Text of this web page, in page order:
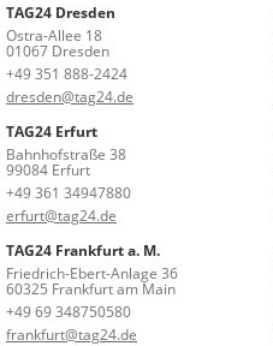
TAG24 Dresden
Ostra-Allee 18
01067 Dresden
+49 351 888-2424
dresden@tag24.de
TAG24 Erfurt
Bahnhofstraße 38
99084 Erfurt
+49 361 34947880
erfurt@tag24.de
TAG24 Frankfurt a. M.
Friedrich-Ebert-Anlage 36
60325 Frankfurt am Main
+49 69 348750580
frankfurt@tag24.de